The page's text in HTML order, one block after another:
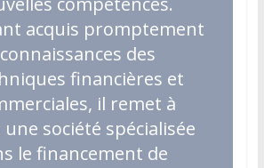
acquis promptement
des
financières et
il remet à
société spécialisée
le financement de